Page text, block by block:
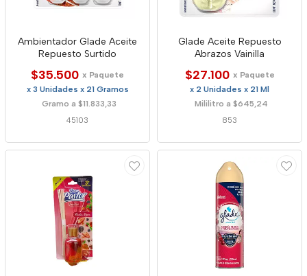
Ambientador Glade Aceite
Repuesto Surtido
$35.500 x Paquete
x 3 Unidades x 21 Gramos
Gramo a $11.833,33
45103
Glade Aceite Repuesto
Abrazos Vainilla
$27.100 x Paquete
x 2 Unidades x 21 Ml
Mililitro a $645,24
853